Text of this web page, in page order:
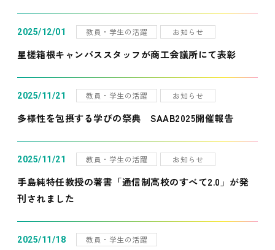
2025/12/01 教員・学生の活躍 お知らせ
星槎箱根キャンパススタッフが商工会議所にて表彰
2025/11/21 教員・学生の活躍 お知らせ
多様性を包摂する学びの祭典 SAAB2025開催報告
2025/11/21 教員・学生の活躍 お知らせ
手島純特任教授の著書「通信制高校のすべて2.0」が発
刊されました
2025/11/18 教員・学生の活躍